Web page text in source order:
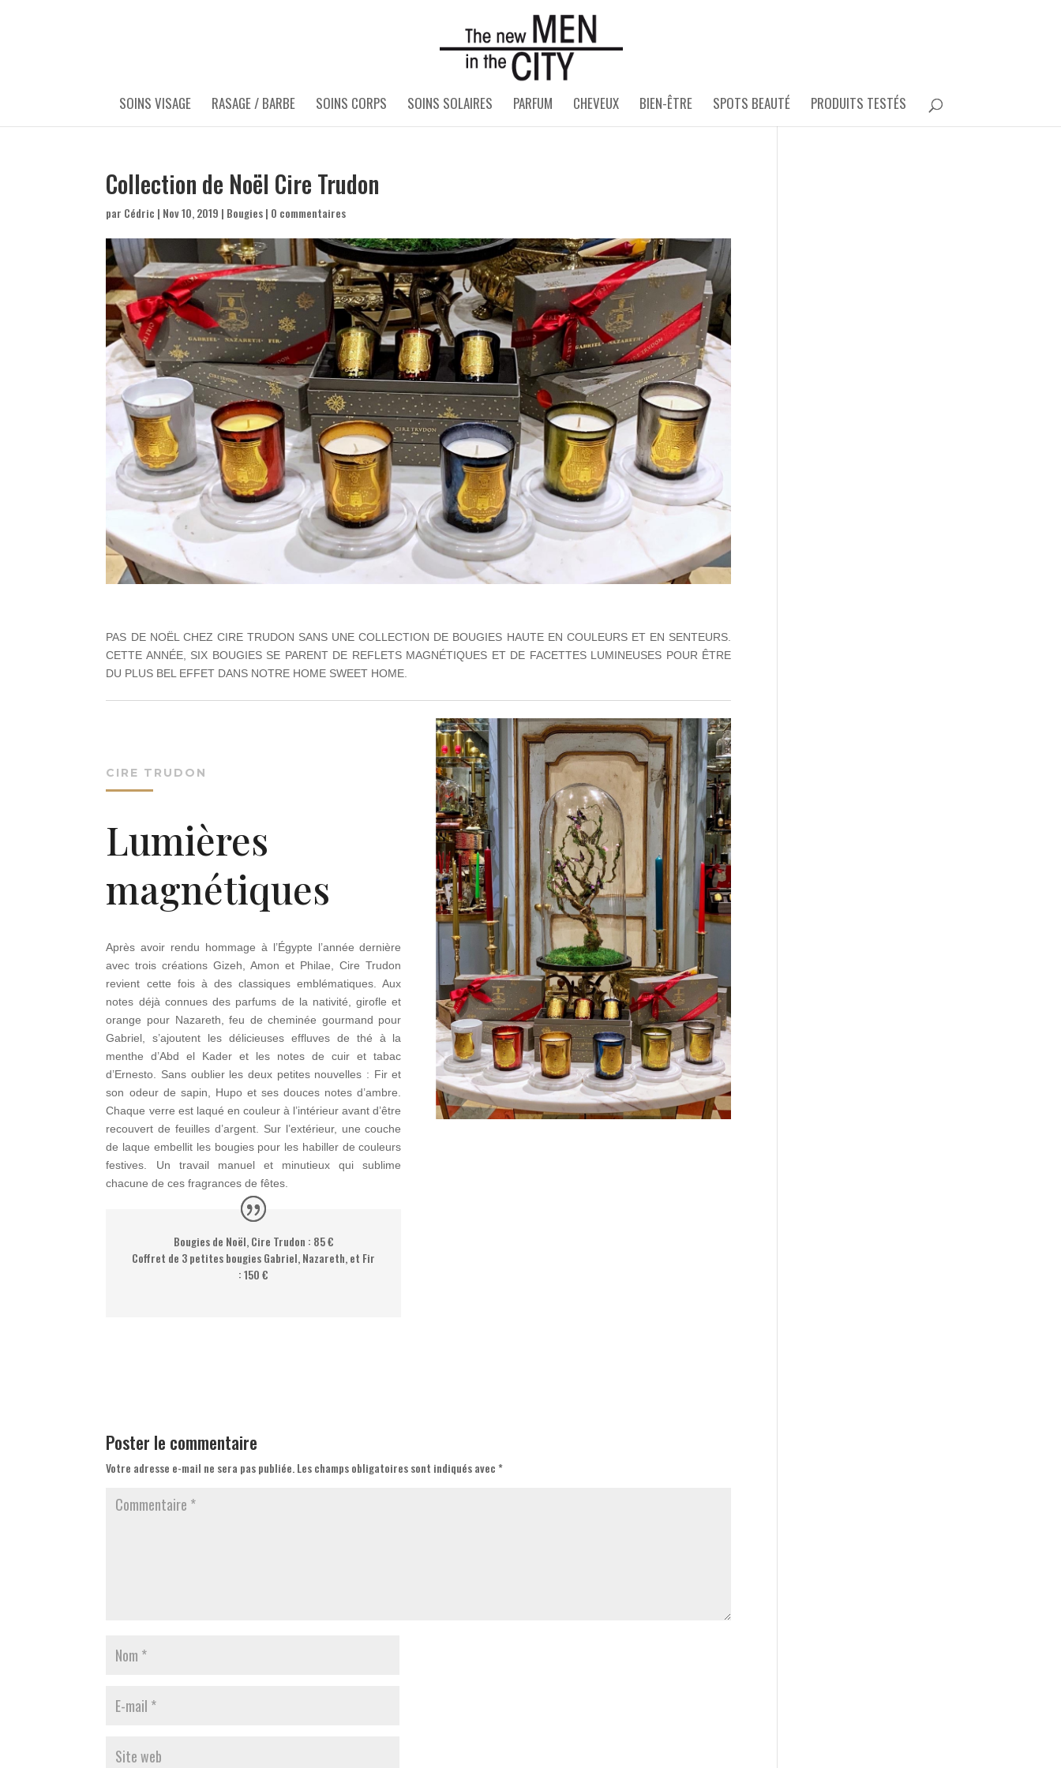
SOINS VISAGE RASAGE / BARBE SOINS CORPS SOINS SOLAIRES PARFUM CHEVEUX BIEN-ÊTRE SPOTS BEAUTÉ PRODUITS TESTÉS
Collection de Noël Cire Trudon
par Cédric | Nov 10, 2019 | Bougies| 0 commentaires
PAS DE NOËL CHEZ CIRE TRUDON SANS UNE COLLECTION DE BOUGIES HAUTE EN COULEURS ET EN SENTEURS.
CETTE ANNÉE, SIX BOUGIES SE PARENT DE REFLETS MAGNÉTIQUES ET DE FACETTES LUMINEUSES POUR ÊTRE
DU PLUS BEL EFFET DANS NOTRE HOME SWEET HOME.
CIRE TRUDON
Lumières
magnétiques
Après avoir rendu hommage à l’Égypte l’année dernière
avec trois créations Gizeh, Amon et Philae, Cire Trudon
revient cette fois à des classiques emblématiques. Aux
notes déjà connues des parfums de la nativité, girofle et
orange pour Nazareth, feu de cheminée gourmand pour
Gabriel, s’ajoutent les délicieuses effluves de thé à la
menthe d’Abd el Kader et les notes de cuir et tabac
d’Ernesto. Sans oublier les deux petites nouvelles : Fir et
son odeur de sapin, Hupo et ses douces notes d’ambre.
Chaque verre est laqué en couleur à l’intérieur avant d’être
recouvert de feuilles d’argent. Sur l’extérieur, une couche
de laque embellit les bougies pour les habiller de couleurs
festives. Un travail manuel et minutieux qui sublime
chacune de ces fragrances de fêtes.
Bougies de Noël, Cire Trudon : 85 €
Coffret de 3 petites bougies Gabriel, Nazareth, et Fir
: 150 €
Poster le commentaire
Votre adresse e-mail ne sera pas publiée.Les champs obligatoires sont indiqués avec*